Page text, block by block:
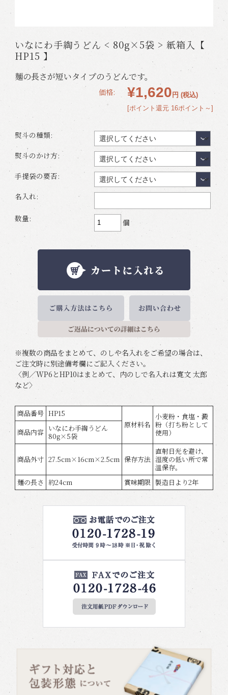
いなにわ手綯うどん < 80g×5袋 > 紙箱入【
HP15 】
麺の長さが短いタイプのうどんです。
価格: ¥1,620円 (税込)
[ポイント還元 16ポイント～]
熨斗の種類:
熨斗のかけ方:
手提袋の要否:
名入れ:
数量: 個
※複数の商品をまとめて、のしや名入れをご希望の場合は、
ご注文時に別途備考欄にご記入ください。
〈例／WP6とHP10はまとめて、内のしで名入れは寛文 太郎
など〉
商品番号 HP15
原材料名
小麦粉・食塩・澱
粉（打ち粉として
使用）
商品内容 いなにわ手綯うどん
80g×5袋
商品外寸 27.5cm×16cm×2.5cm 保存方法
直射日光を避け、
湿度の低い所で常
温保存。
麺の長さ
約24cm 賞味期限 製造日より2年